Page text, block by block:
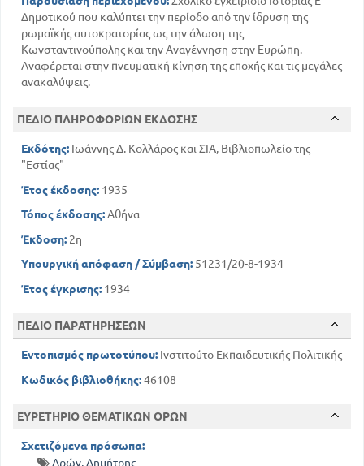
Δημοτικού που καλύπτει την περίοδο από την ίδρυση της
ρωμαϊκής αυτοκρατορίας ως την άλωση της
Κωνσταντινούπολης και την Αναγέννηση στην Ευρώπη.
Αναφέρεται στην πνευματική κίνηση της εποχής και τις μεγάλες
ανακαλύψεις.
ΠΕΔΙΟ ΠΛΗΡΟΦΟΡΙΩΝ ΕΚΔΟΣΗΣ
Εκδότης: Ιωάννης Δ. Κολλάρος και ΣΙΑ, Βιβλιοπωλείο της
"Εστίας"
Έτος έκδοσης: 1935
Τόπος έκδοσης:Αθήνα
Έκδοση: 2η
Υπουργική απόφαση / Σύμβαση: 51231/20-8-1934
Έτος έγκρισης: 1934
ΠΕΔΙΟ ΠΑΡΑΤΗΡΗΣΕΩΝ
Εντοπισμός πρωτοτύπου: Ινστιτούτο Εκπαιδευτικής Πολιτικής
Κωδικός βιβλιοθήκης:46108
ΕΥΡΕΤΗΡΙΟ ΘΕΜΑΤΙΚΩΝ ΟΡΩΝ
Σχετιζόμενα πρόσωπα:
Αρών, Δημήτρης